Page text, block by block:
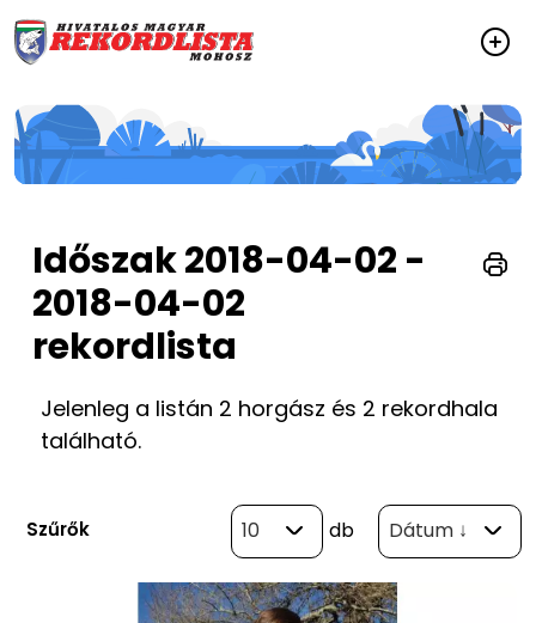
Időszak 2018-04-02 -
2018-04-02
rekordlista
Jelenleg a listán 2 horgász és 2 rekordhala
található.
Szűrők 10 db Dátum ↓